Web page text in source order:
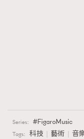
Series: FigaroMusic
Tags: 科技 藝術 音